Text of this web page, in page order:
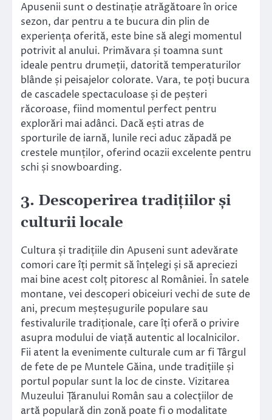
Apusenii sunt o destinație atrăgătoare în orice
sezon, dar pentru a te bucura din plin de
experiența oferită, este bine să alegi momentul
potrivit al anului. Primăvara și toamna sunt
ideale pentru drumeții, datorită temperaturilor
blânde și peisajelor colorate. Vara, te poți bucura
de cascadele spectaculoase și de peșteri
răcoroase, fiind momentul perfect pentru
explorări mai adânci. Dacă ești atras de
sporturile de iarnă, lunile reci aduc zăpadă pe
crestele munților, oferind ocazii excelente pentru
schi și snowboarding.
3. Descoperirea tradițiilor și
culturii locale
Cultura și tradițiile din Apuseni sunt adevărate
comori care îți permit să înțelegi și să apreciezi
mai bine acest colț pitoresc al României. În satele
montane, vei descoperi obiceiuri vechi de sute de
ani, precum meșteșugurile populare sau
festivalurile tradiționale, care îți oferă o privire
asupra modului de viață autentic al localnicilor.
Fii atent la evenimente culturale cum ar fi Târgul
de fete de pe Muntele Găina, unde tradițiile și
portul popular sunt la loc de cinste. Vizitarea
Muzeului Țăranului Român sau a colecțiilor de
artă populară din zonă poate fi o modalitate